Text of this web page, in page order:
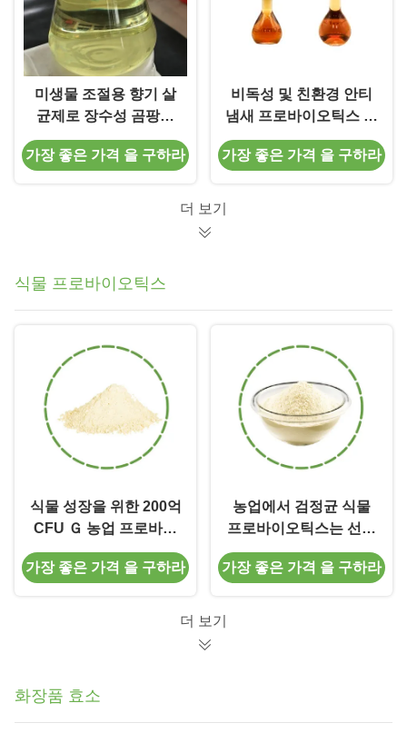
미생물 조절용 향기 살
균제로 장수성 곰팡이
냄새 제거
가장 좋은 가격 을 구하라
비독성 및 친환경 안티
냄새 프로바이오틱스 냄
새 제거자 고객 요구 사
항에 대한 효소 처리
가장 좋은 가격 을 구하라
더 보기
식물 프로바이오틱스
식물 성장을 위한 200억
CFU Ｇ 농업 프로바이
오틱스는 작물 생산량을
향상시킵니다
가장 좋은 가격 을 구하라
농업에서 검정균 식물
프로바이오틱스는 선충
병을 피합니다
가장 좋은 가격 을 구하라
더 보기
화장품 효소